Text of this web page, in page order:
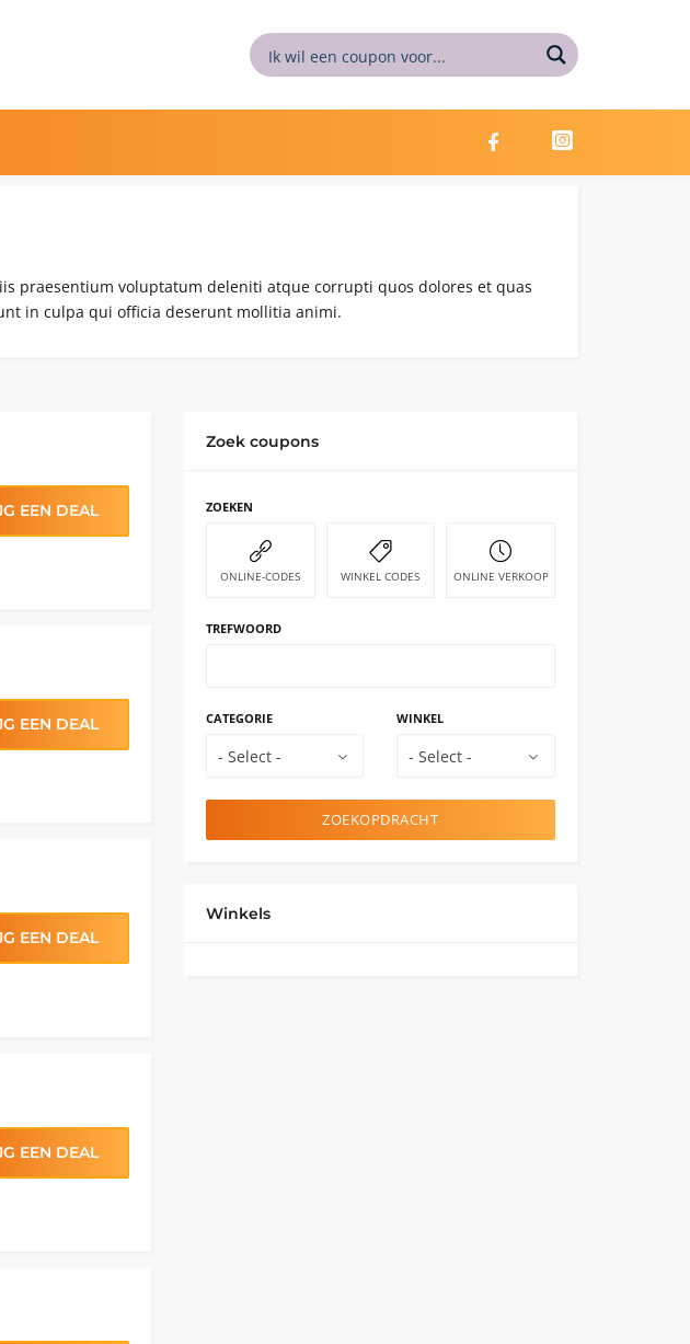
praesentium voluptatum deleniti atque corrupti quos dolores et quas
in culpa qui officia deserunt mollitia animi.
EEN DEAL
EEN DEAL
EEN DEAL
EEN DEAL
Zoek coupons
ZOEKEN
ONLINE-CODES WINKEL CODES ONLINE VERKOOP
TREFWOORD
CATEGORIE
- Select -
WINKEL
- Select -
ZOEKOPDRACHT
Winkels